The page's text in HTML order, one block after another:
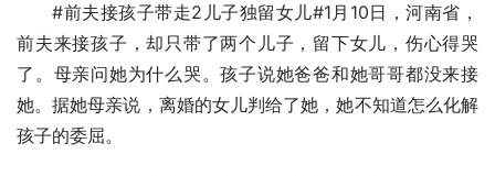
#前夫接孩子带走2儿子独留女儿#1月10日，河南省，
前夫来接孩子，却只带了两个儿子，留下女儿，伤心得哭
了。母亲问她为什么哭。孩子说她爸爸和她哥哥都没来接
她。据她母亲说，离婚的女儿判给了她，她不知道怎么化解
孩子的委屈。